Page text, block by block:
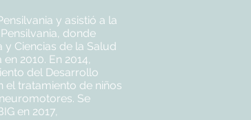
y asistió a la
donde
Ciencias de la Salud
2010. En 2014,
del Desarrollo
el tratamiento de niños
Se
en 2017,